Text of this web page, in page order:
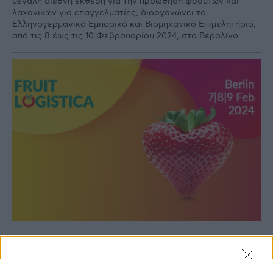
λαχανικών για επαγγελματίες, διοργανώνει το
Ελληνογερμανικό Εμπορικό και Βιομηχανικό Επιμελητήριο,
από τις 8 έως τις 10 Φεβρουαρίου 2024, στο Βερολίνο.